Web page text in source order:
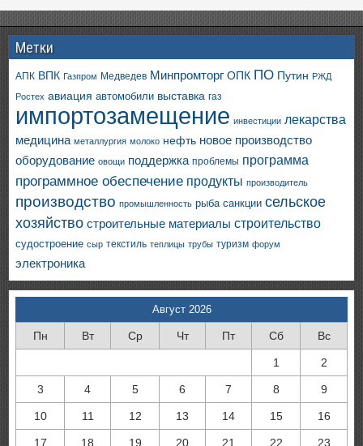
Метки
АПК ВПК Газпром Медведев Минпромторг ОПК ПО Путин РЖД
Ростех авиация автомобили выставка газ
импортозамещение инвестиции лекарства
медицина металлургия молоко нефть новое производство
оборудование овощи поддержка проблемы программа
программное обеспечение продукты производитель
производство промышленность рыба санкции сельское
хозяйство строительные материалы строительство
судостроение сыр текстиль теплицы трубы туризм форум
электроника
Август 2026
Пн Вт Ср Чт Пт Сб Вс
1 2
3 4 5 6 7 8 9
10 11 12 13 14 15 16
17 18 19 20 21 22 23